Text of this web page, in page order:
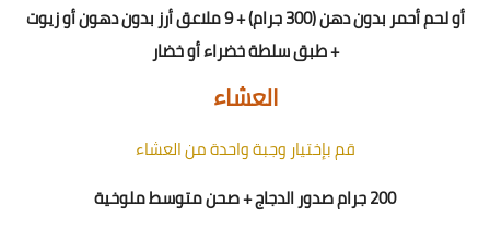
أو
لحم أحمر بدون دهن (300 جرام) + 9 ملاعق أرز بدون دهون أو زيوت
+ طبق سلطة خضراء أو خضار
العشاء
قم بإختيار وجبة واحدة من العشاء
200 جرام صدور الدجاج + صحن متوسط ملوخية